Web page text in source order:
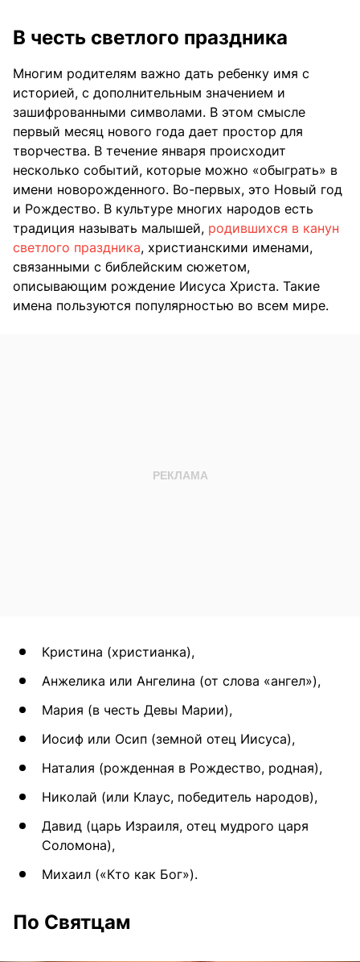
В честь светлого праздника
Многим родителям важно дать ребенку имя с
историей, с дополнительным значением и
зашифрованными символами. В этом смысле
первый месяц нового года дает простор для
творчества. В течение января происходит
несколько событий, которые можно «обыграть» в
имени новорожденного. Во-первых, это Новый год
и Рождество. В культуре многих народов есть
традиция называть малышей, родившихся в канун
светлого праздника, христианскими именами,
связанными с библейским сюжетом,
описывающим рождение Иисуса Христа. Такие
имена пользуются популярностью во всем мире.
Кристина (христианка),
Анжелика или Ангелина (от слова «ангел»),
Мария (в честь Девы Марии),
Иосиф или Осип (земной отец Иисуса),
Наталия (рожденная в Рождество, родная),
Николай (или Клаус, победитель народов),
Давид (царь Израиля, отец мудрого царя
Соломона),
Михаил («Кто как Бог»).
По Святцам